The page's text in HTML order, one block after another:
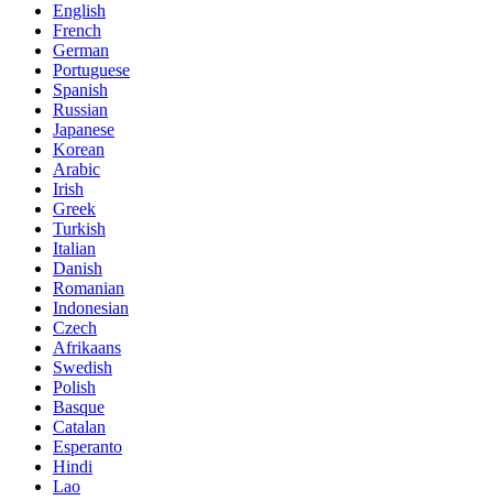
English
French
German
Portuguese
Spanish
Russian
Japanese
Korean
Arabic
Irish
Greek
Turkish
Italian
Danish
Romanian
Indonesian
Czech
Afrikaans
Swedish
Polish
Basque
Catalan
Esperanto
Hindi
Lao